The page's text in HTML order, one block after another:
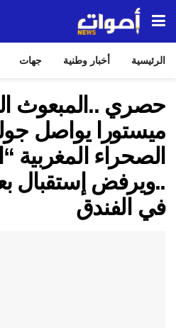
الرئيسية أخبار وطنية جهات
حصري ..المبعوث
ميستورا يواصل
الصحراء المغربية
..ويرفض إستقبال
في الفندق